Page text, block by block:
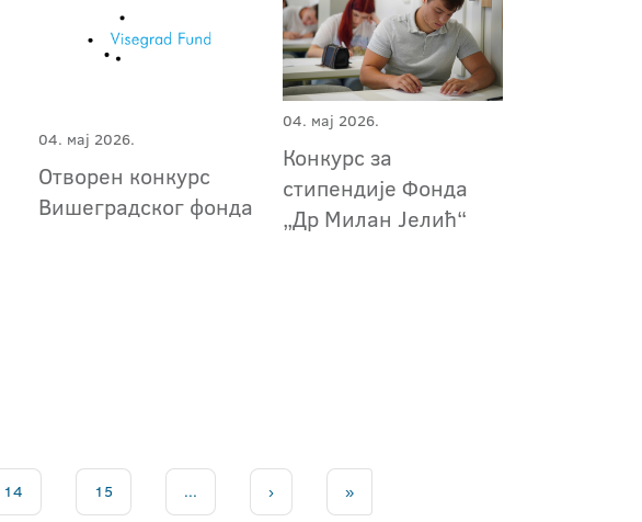
04. мај 2026.
Отворен конкурс
Вишеградског фонда
04. мај 2026.
Конкурс за
стипендије Фонда
„Др Милан Јелић“
14 15 ... › »